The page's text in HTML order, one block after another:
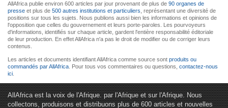
AllAfrica publie environ 600 articles par jour provenant de plus de 90 organes de
presse et plus de 500 autres institutions et particuliers , représentant une diversité de
positions sur tous les sujets. Nous publions aussi bien les informations et opinions de
l'opposition que celles du gouvernement et leurs porte-paroles. Les pourvoyeurs
d'informations, identifiés sur chaque article, gardent l'entière responsabilité éditoriale
de leur production. En effet AllAfrica n'a pas le droit de modifier ou de corriger leurs
contenus.
Les articles et documents identifiant AllAfrica comme source sont produits ou
commandés par AllAfrica . Pour tous vos commentaires ou questions, contactez-nous
ici
AllAfrica est la voix de l'Afrique. par l'Afrique et sur l'Afrique. Nous
collectons, produisons et distribuons plus de 600 articles et nouvelles